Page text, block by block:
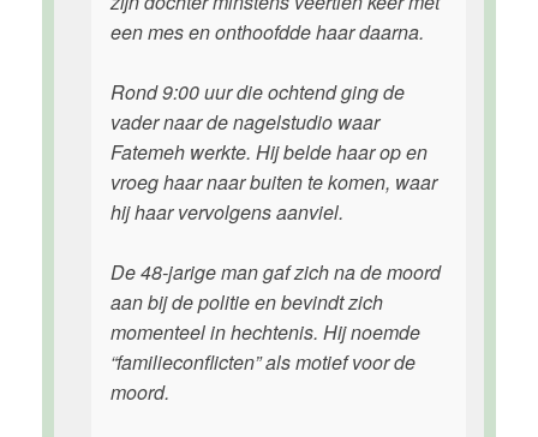
een mes en onthoofdde haar daarna.
Rond 9:00 uur die ochtend ging de
vader naar de nagelstudio waar
Fatemeh werkte. Hij belde haar op en
vroeg haar naar buiten te komen, waar
hij haar vervolgens aanviel.
De 48-jarige man gaf zich na de moord
aan bij de politie en bevindt zich
momenteel in hechtenis. Hij noemde
“familieconflicten” als motief voor de
moord.